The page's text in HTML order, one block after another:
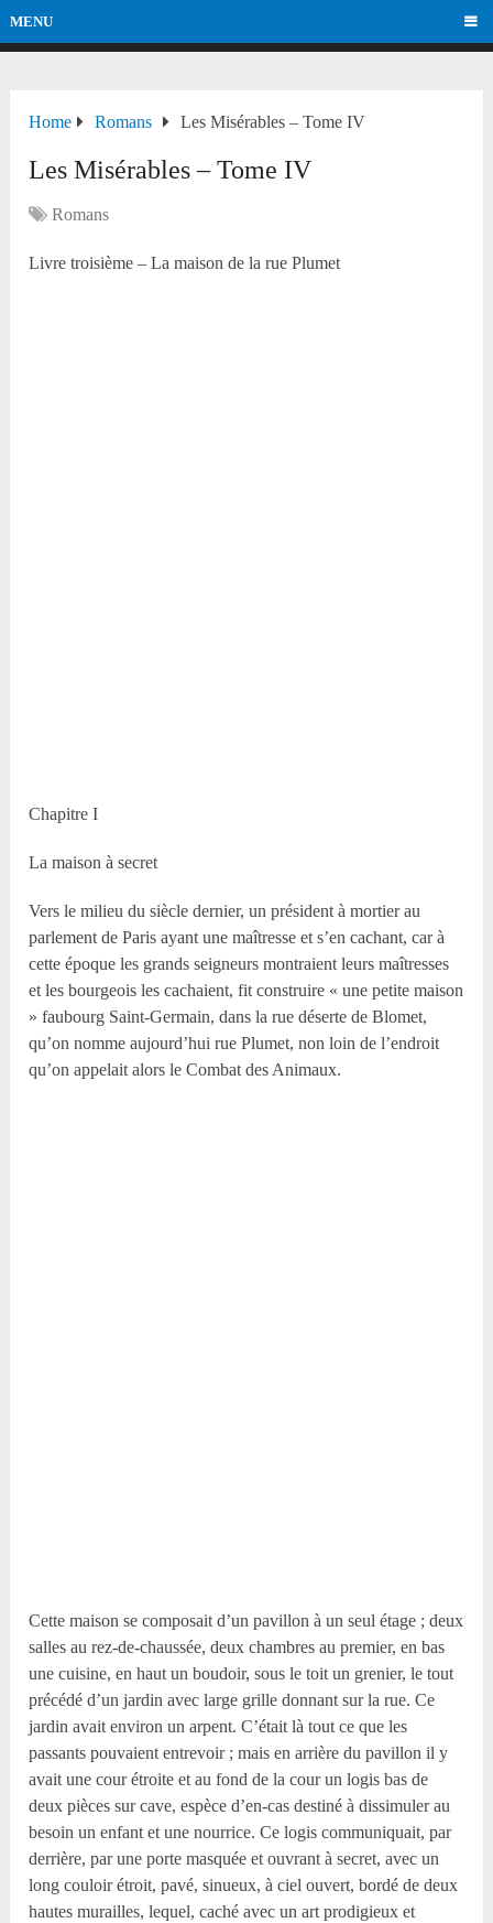
MENU
Home Romans Les Misérables – Tome IV
Les Misérables – Tome IV
Romans
Livre troisième – La maison de la rue Plumet
Chapitre I
La maison à secret
Vers le milieu du siècle dernier, un président à mortier au
parlement de Paris ayant une maîtresse et s’en cachant, car à
cette époque les grands seigneurs montraient leurs maîtresses
et les bourgeois les cachaient, fit construire « une petite maison
» faubourg Saint-Germain, dans la rue déserte de Blomet,
qu’on nomme aujourd’hui rue Plumet, non loin de l’endroit
qu’on appelait alors le Combat des Animaux.
Cette maison se composait d’un pavillon à un seul étage ; deux
salles au rez-de-chaussée, deux chambres au premier, en bas
une cuisine, en haut un boudoir, sous le toit un grenier, le tout
précédé d’un jardin avec large grille donnant sur la rue. Ce
jardin avait environ un arpent. C’était là tout ce que les
passants pouvaient entrevoir ; mais en arrière du pavillon il y
avait une cour étroite et au fond de la cour un logis bas de
deux pièces sur cave, espèce d’en-cas destiné à dissimuler au
besoin un enfant et une nourrice. Ce logis communiquait, par
derrière, par une porte masquée et ouvrant à secret, avec un
long couloir étroit, pavé, sinueux, à ciel ouvert, bordé de deux
hautes murailles, lequel, caché avec un art prodigieux et